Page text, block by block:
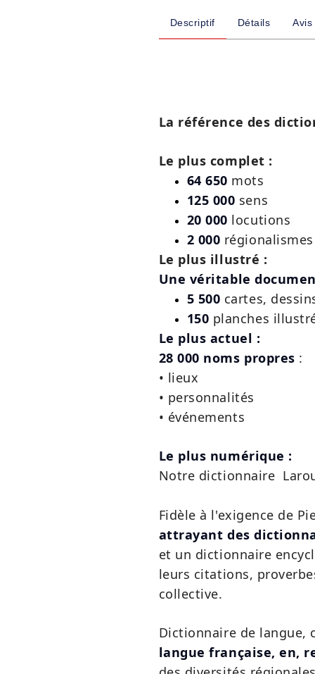
Descriptif Détails Avis
La référence des
Le plus complet :
64 650 mots
125 000 sens
20 000 locutions
2 000
Le plus illustré :
Une véritable
5 500 cartes,
150 planches
Le plus actuel :
28 000 noms propres :
• lieux
• personnalités
• événements
Le plus numérique :
Notre dictionnaire
Fidèle à l'exigence de
attrayant des
et un dictionnaire
leurs citations,
collective.
Dictionnaire de langue,
langue française, en,